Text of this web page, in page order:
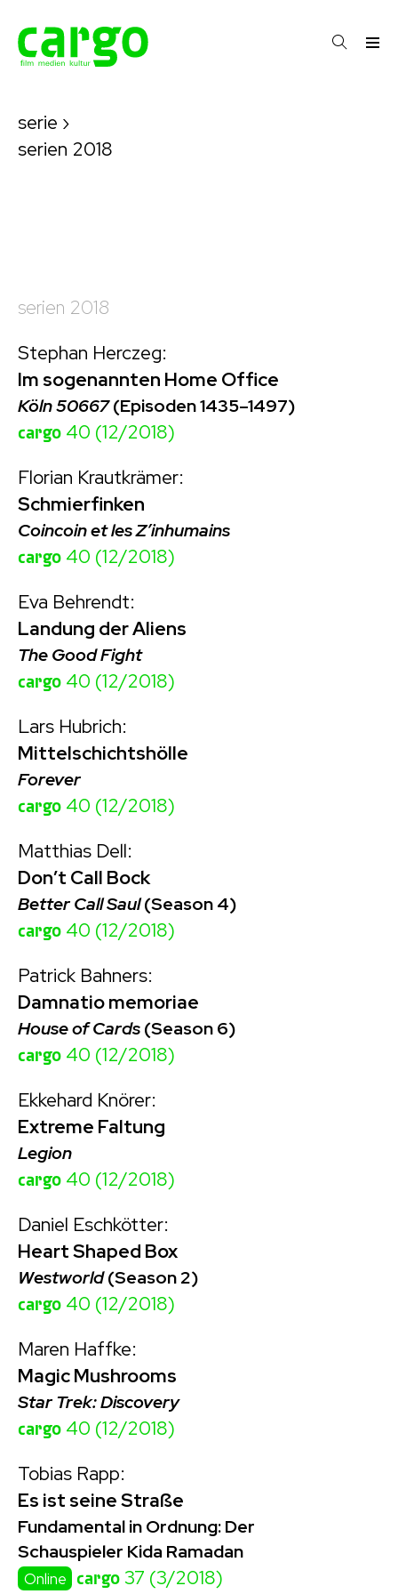
serie ›
serien 2018
serien 2018
Stephan Herczeg:
Im sogenannten Home Office
Köln 50667(Episoden 1435–1497)
cargo 40 (12/2018)
Florian Krautkrämer:
Schmierfinken
Coincoin et les Z’inhumains
cargo 40 (12/2018)
Eva Behrendt:
Landung der Aliens
The Good Fight
cargo 40 (12/2018)
Lars Hubrich:
Mittelschichtshölle
Forever
cargo 40 (12/2018)
Matthias Dell:
Don’t Call Bock
Better Call Saul(Season 4)
cargo 40 (12/2018)
Patrick Bahners:
Damnatio memoriae
House of Cards(Season 6)
cargo 40 (12/2018)
Ekkehard Knörer:
Extreme Faltung
Legion
cargo 40 (12/2018)
Daniel Eschkötter:
Heart Shaped Box
Westworld(Season 2)
cargo 40 (12/2018)
Maren Haffke:
Magic Mushrooms
Star Trek: Discovery
cargo 40 (12/2018)
Tobias Rapp:
Es ist seine Straße
Fundamental in Ordnung: Der
Schauspieler Kida Ramadan
Online cargo 37 (3/2018)